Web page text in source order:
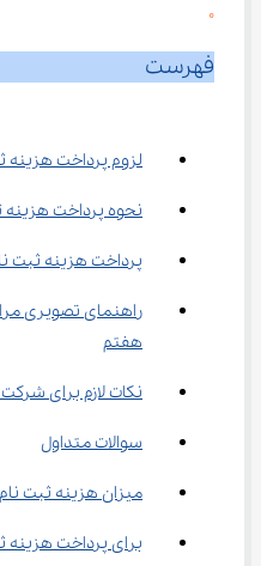
0
فهرست
لزوم پرداخت هزینه
نحوه پرداخت هزینه
پرداخت هزینه ثبت
راهنمای تصویری
هفتم
نکات لازم برای
سوالات متداول
میزان هزینه ثبت